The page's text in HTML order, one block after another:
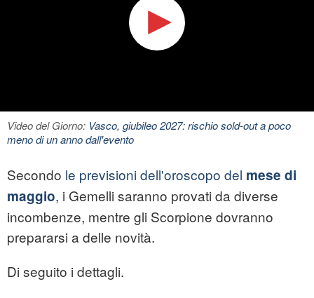
Video del Giorno: Vasco, giubileo 2027: rischio sold-out a poco
meno di un anno dall'evento
Secondo le previsioni dell'oroscopo del mese di
maggio, i Gemelli saranno provati da diverse
incombenze, mentre gli Scorpione dovranno
prepararsi a delle novità.
Di seguito i dettagli.